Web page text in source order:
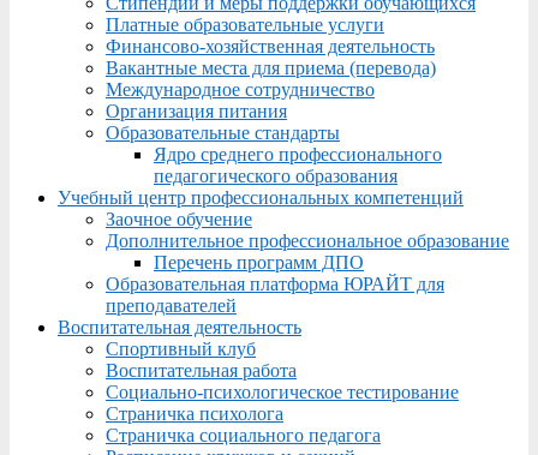
Платные образовательные услуги
Финансово-хозяйственная деятельность
Вакантные места для приема (перевода)
Международное сотрудничество
Организация питания
Образовательные стандарты
Ядро среднего профессионального
педагогического образования
Учебный центр профессиональных компетенций
Заочное обучение
Дополнительное профессиональное образование
Перечень программ ДПО
Образовательная платформа ЮРАЙТ для
преподавателей
Воспитательная деятельность
Спортивный клуб
Воспитательная работа
Социально-психологическое тестирование
Страничка психолога
Страничка социального педагога